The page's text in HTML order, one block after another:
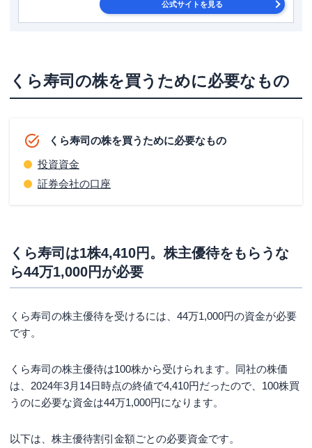
公式サイトを見る
くら寿司の株を買うために必要なもの
くら寿司の株を買うために必要なもの
投資資金
証券会社の口座
くら寿司は1株4,410円。株主優待をもらうな
ら44万1,000円が必要
くら寿司の株主優待を受けるには、44万1,000円の資金が必要
です。
くら寿司の株主優待は100株から受けられます。同社の株価
は、2024年3月14日時点の終値で4,410円だったので、100株買
うのに必要な資金は44万1,000円になります。
以下は、株主優待割引金額ごとの必要資金です。